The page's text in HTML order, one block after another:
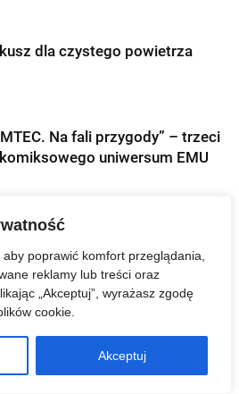
poprawić komfort przeglądania,
reklamy lub treści oraz
„Akceptuj”, wyrażasz zgodę
cookie.
Akceptuj
dla czystego powietrza
Na fali przygody” – trzeci
uniwersum EMU